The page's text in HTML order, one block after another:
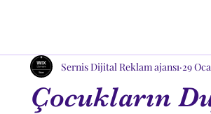
Çocukların
Sernis Dijital Reklam ajansı 29